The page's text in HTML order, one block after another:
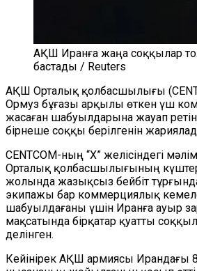
АҚШ Иранға жаңа соққылар
бастады / Reuters
АҚШ Орталық қолбасшылығы
Ормуз бұғазы арқылы өткен үш
жасаған шабуылдарына жауап
бірнеше соққы берілгенін
CENTCOM-ның “Х” желісіндегі
Орталық қолбасшылығының
жолында жазықсыз бейбіт
экипажы бар коммерциялық
шабуылдағаны үшін Иранға ауыр
мақсатында бірқатар қуатты
делінген.
Кейінірек АҚШ армиясы Ирандағы